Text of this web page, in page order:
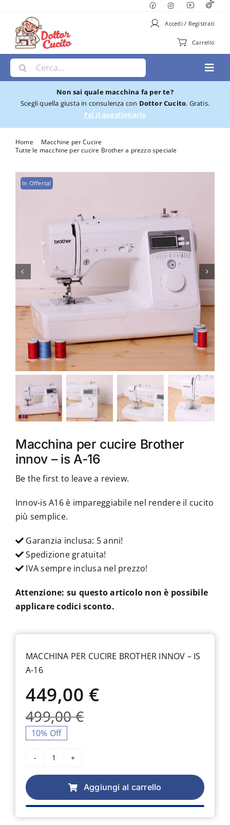
contenuto
Accedi / Registrati
Carrello
Cerca
per:
Macchine per Cucire
Ricamatrici
Piedini
Contatti
Non sai quale macchina fa per te?
Scegli quella giusta in consulenza con Dottor Cucito. Gratis.
Fai il questionario
Home
Macchine per Cucire
Tutte le macchine per cucire Brother a prezzo speciale
In Offerta!
Macchina per cucire Brother
innov – is A-16
Be the first to leave a review.
Innov-is A16 è impareggiabile nel rendere il cucito
più semplice.
Garanzia inclusa: 5 anni!
Spedizione gratuita!
IVA sempre inclusa nel prezzo!
Attenzione: su questo articolo non è possibile
applicare codici sconto.
MACCHINA PER CUCIRE BROTHER INNOV – IS
A-16
499,00€
Il
prezzo
originale
era:
499,00 €.
449,00 €
Il
prezzo
attuale
è:
449,00 €.
10% Off
Macchina
per
cucire
innov
-
Aggiungi al carrello